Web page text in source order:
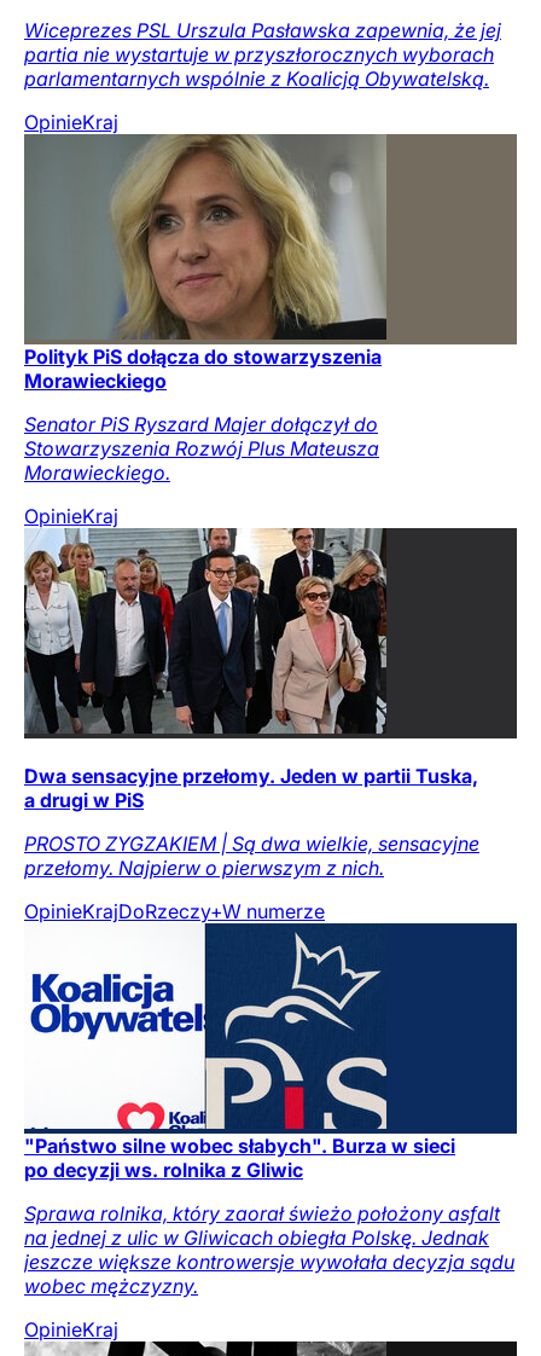
Wiceprezes PSL Urszula Pasławska zapewnia, że jej
partia nie wystartuje w przyszłorocznych wyborach
parlamentarnych wspólnie z Koalicją Obywatelską.
OpinieKraj
Polityk PiS dołącza do stowarzyszenia
Morawieckiego
Senator PiS Ryszard Majer dołączył do
Stowarzyszenia Rozwój Plus Mateusza
Morawieckiego.
OpinieKraj
Dwa sensacyjne przełomy. Jeden w partii Tuska,
a drugi w PiS
PROSTO ZYGZAKIEM | Są dwa wielkie, sensacyjne
przełomy. Najpierw o pierwszym z nich.
OpinieKrajDoRzeczy+W numerze
"Państwo silne wobec słabych". Burza w sieci
po decyzji ws. rolnika z Gliwic
Sprawa rolnika, który zaorał świeżo położony asfalt
na jednej z ulic w Gliwicach obiegła Polskę. Jednak
jeszcze większe kontrowersje wywołała decyzja sądu
wobec mężczyzny.
OpinieKraj